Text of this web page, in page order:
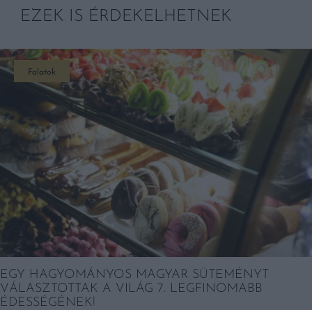
EZEK IS ÉRDEKELHETNEK
Falatok
EGY HAGYOMÁNYOS MAGYAR SÜTEMÉNYT
VÁLASZTOTTAK A VILÁG 7. LEGFINOMABB
ÉDESSÉGÉNEK!